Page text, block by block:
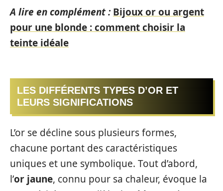
A lire en complément : Bijoux or ou argent
pour une blonde : comment choisir la
teinte idéale
LES DIFFÉRENTS TYPES D’OR ET
LEURS SIGNIFICATIONS
L’or se décline sous plusieurs formes,
chacune portant des caractéristiques
uniques et une symbolique. Tout d’abord,
l’or jaune, connu pour sa chaleur, évoque la